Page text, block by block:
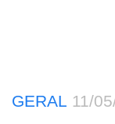
GERAL 11/